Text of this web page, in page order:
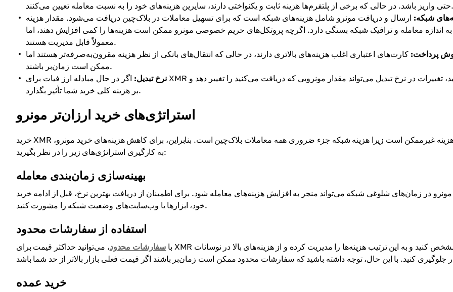
حتی واریز باشد. در حالی که برخی از پلتفرم‌ها هزینه ثابت و یکنواختی دارند، سایرین هزینه‌های خود را به نسبت معامله تعیین می‌کنند.
شبکه: ارسال و دریافت مونرو شامل هزینه‌های شبکه است که برای تسهیل معاملات در بلاک‌چین دریافت می‌شود. مقدار هزینه
به اندازه معامله و ترافیک شبکه بستگی دارد. اگرچه پروتکل‌های حریم خصوصی مونرو ممکن است هزینه‌ها را کمی افزایش دهند، اما
معمولاً قابل مدیریت هستند.
پرداخت: کارت‌های اعتباری اغلب هزینه‌های بالاتری دارند، در حالی که انتقال‌های بانکی از نظر هزینه مقرون‌به‌صرفه‌تر هستند اما
ممکن است زمان‌بر باشند.
نرخ تبدیل: اگر در حال مبادله ارز فیات برای XMR هستید، تغییرات در نرخ تبدیل می‌تواند مقدار مونرویی که دریافت می‌کنید را تغییر دهد و
بر هزینه کلی خرید شما تأثیر بگذارد.
استراتژی‌های خرید ارزان‌تر مونرو
خرید XMR بدون هزینه غیرممکن است زیرا هزینه شبکه جزء ضروری همه معاملات بلاک‌چین است. بنابراین، برای کاهش هزینه‌های خرید مونرو،
به کارگیری استراتژی‌های زیر را در نظر بگیرید:
بهینه‌سازی زمان‌بندی معامله
در زمان‌های شلوغی شبکه می‌تواند منجر به افزایش هزینه‌های معامله شود. برای اطمینان از دریافت بهترین نرخ، قبل از ادامه خرید
خود، ابزارها یا وب‌سایت‌های وضعیت شبکه را مشورت کنید.
استفاده از سفارشات محدود
با سفارشات محدود، می‌توانید حداکثر قیمت برای XMR را مشخص کنید و به این ترتیب هزینه‌ها را مدیریت کرده و از هزینه‌های بالا در نوسانات
خرید عمده